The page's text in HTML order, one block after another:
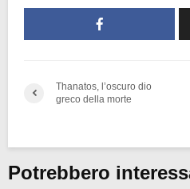
Thanatos, l’oscuro dio
greco della morte
Potrebbero